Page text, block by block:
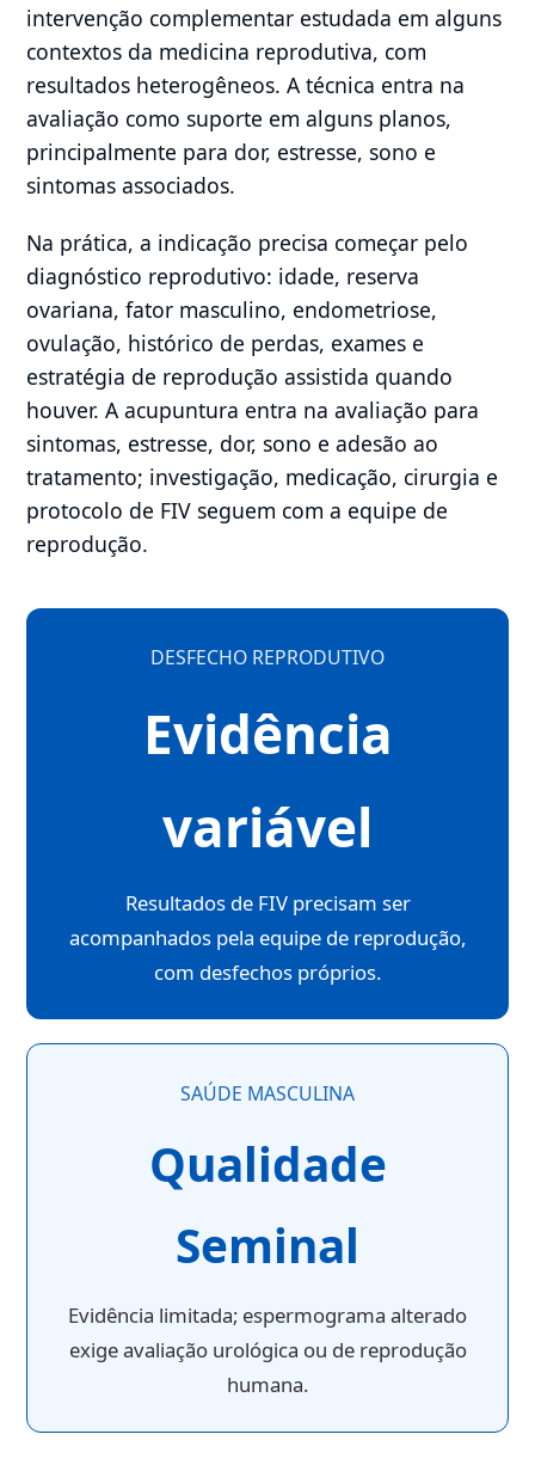
intervenção complementar estudada em alguns
contextos da medicina reprodutiva, com
resultados heterogêneos. A técnica entra na
avaliação como suporte em alguns planos,
principalmente para dor, estresse, sono e
sintomas associados.
Na prática, a indicação precisa começar pelo
diagnóstico reprodutivo: idade, reserva
ovariana, fator masculino, endometriose,
ovulação, histórico de perdas, exames e
estratégia de reprodução assistida quando
houver. A acupuntura entra na avaliação para
sintomas, estresse, dor, sono e adesão ao
tratamento; investigação, medicação, cirurgia e
protocolo de FIV seguem com a equipe de
reprodução.
DESFECHO REPRODUTIVO
Evidência
variável
Resultados de FIV precisam ser
acompanhados pela equipe de reprodução,
com desfechos próprios.
SAÚDE MASCULINA
Qualidade
Seminal
Evidência limitada; espermograma alterado
exige avaliação urológica ou de reprodução
humana.